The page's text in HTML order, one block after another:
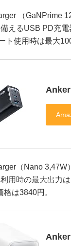
（GaNPrime
えるUSB PD充
ト使用時は最大
（Nano 3,47W
用時の最大出力
は3840円。
Anker